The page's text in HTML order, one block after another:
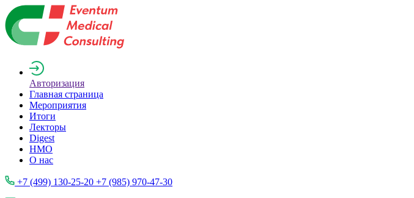
Авторизация
Главная страница
Мероприятия
Итоги
Лекторы
Digest
НМО
О нас
+7 (499) 130-25-20 +7 (985) 970-47-30